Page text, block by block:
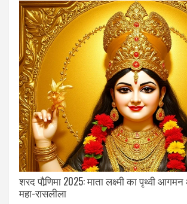
शरद पौर्‍णिमा 2025: माता लक्ष्मी का पृथ्वी
महा-रासलीला